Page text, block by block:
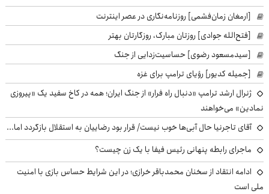
[ارمغان زمان‌فشمی] روزنامه‌نگاری در عصر اینترنت
[فتح‌الله جوادی] روزتان مبارک، روزگارتان بهتر
[سیدمسعود رضوی] حساسیت‌زدایی از جنگ
[جمیله کدیور] رؤیای ترامپ برای غزه
ژنرال ارشد ترامپ «دنبال راه فرار» از جنگ ایران؛ همه در کاخ سفید یک «پیروزی
نمادین» می‌خواهند
آقای تاجرنیا حال آبی‌ها خوب نیست/ قرار بود رضاییان به استقلال بازگردد اما...
ماجرای رابطه پنهانی رئیس فیفا با یک زن چیست؟
ادامه انتقاد از سخنان محمدباقر خرازی؛ در این شرایط حساس بازی با امنیت
ملی است